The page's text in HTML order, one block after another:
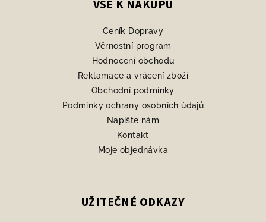
VŠE K NÁKUPU
Ceník Dopravy
Věrnostní program
Hodnocení obchodu
Reklamace a vrácení zboží
Obchodní podmínky
Podmínky ochrany osobních údajů
Napište nám
Kontakt
Moje objednávka
UŽITEČNÉ ODKAZY